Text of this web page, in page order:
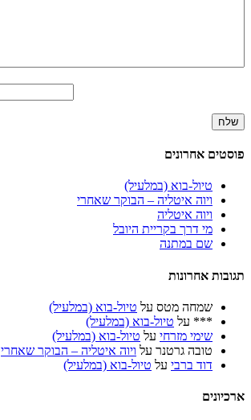
פוסטים אחרונים
טיול-בוא (במלעיל)
ויוה איטליה – הבוקר שאחרי
ויוה איטליה
מי דרך בקריית היובל
שם במתנה
תגובות אחרונות
שמחה מטס על טיול-בוא (במלעיל)
*** על טיול-בוא (במלעיל)
שימי מזרחי על טיול-בוא (במלעיל)
טובה גרטנר על ויוה איטליה – הבוקר שאחרי
דוד ברבי על טיול-בוא (במלעיל)
ארכיונים